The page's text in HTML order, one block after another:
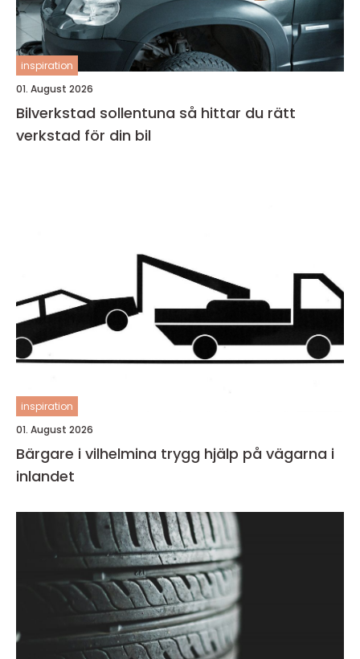
inspiration
01. August 2026
Bilverkstad sollentuna så hittar du rätt
verkstad för din bil
inspiration
01. August 2026
Bärgare i vilhelmina trygg hjälp på vägarna i
inlandet